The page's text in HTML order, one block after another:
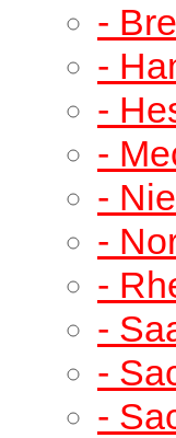
-
-
-
-
-
-
-
-
-
-